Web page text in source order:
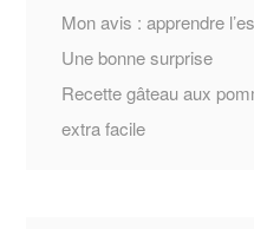
Mon avis : apprendre
Une bonne surprise
Recette gâteau aux
extra facile